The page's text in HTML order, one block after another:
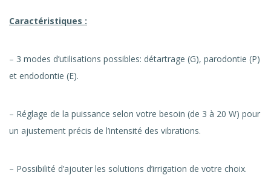
Caractéristiques :
– 3 modes d’utilisations possibles: détartrage (G), parodontie (P)
et endodontie (E).
– Réglage de la puissance selon votre besoin (de 3 à 20 W) pour
un ajustement précis de l’intensité des vibrations.
– Possibilité d’ajouter les solutions d’irrigation de votre choix.